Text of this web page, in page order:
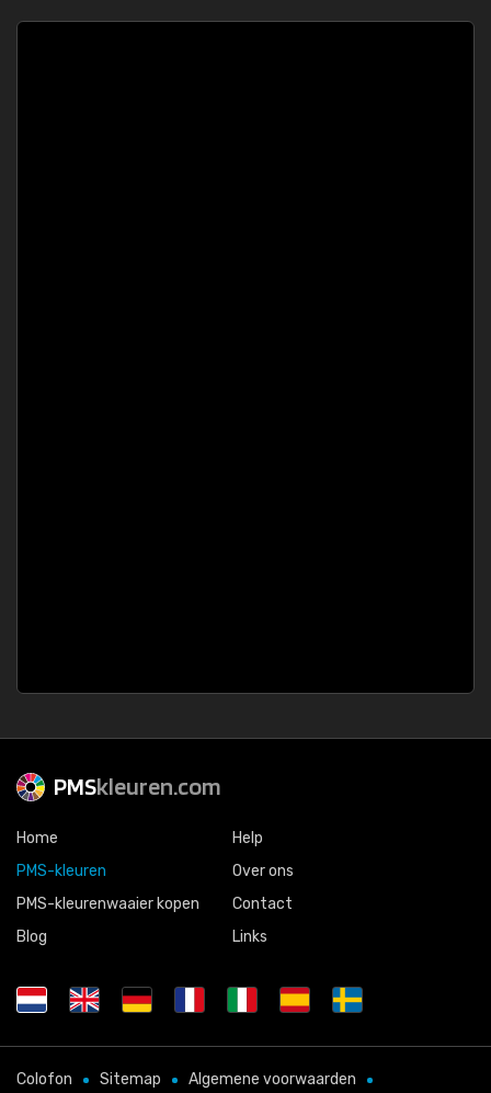
PMSkleuren.com
Home
PMS-kleuren
PMS-kleurenwaaier kopen
Blog
Help
Over ons
Contact
Links
Colofon Sitemap Algemene voorwaarden